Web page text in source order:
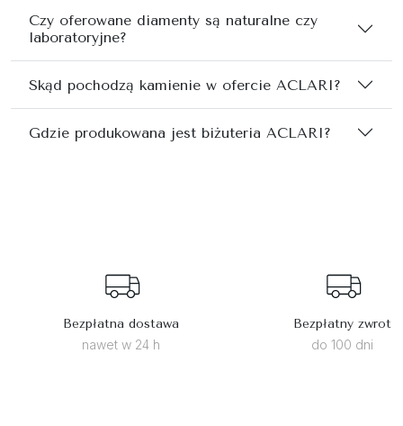
Czy oferowane diamenty są naturalne czy
laboratoryjne?
Skąd pochodzą kamienie w ofercie ACLARI?
Gdzie produkowana jest biżuteria ACLARI?
Bezpłatna dostawa
nawet w 24 h
Bezpłatny zwrot
do 100 dni